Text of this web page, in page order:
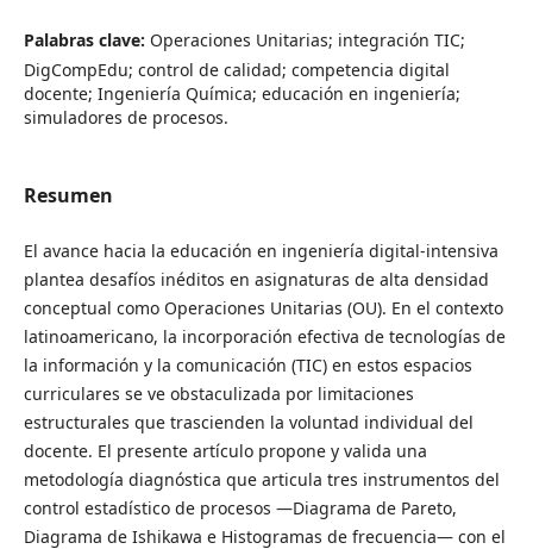
Palabras clave: Operaciones Unitarias; integración TIC;
DigCompEdu; control de calidad; competencia digital
docente; Ingeniería Química; educación en ingeniería;
simuladores de procesos.
Resumen
El avance hacia la educación en ingeniería digital-intensiva
plantea desafíos inéditos en asignaturas de alta densidad
conceptual como Operaciones Unitarias (OU). En el contexto
latinoamericano, la incorporación efectiva de tecnologías de
la información y la comunicación (TIC) en estos espacios
curriculares se ve obstaculizada por limitaciones
estructurales que trascienden la voluntad individual del
docente. El presente artículo propone y valida una
metodología diagnóstica que articula tres instrumentos del
control estadístico de procesos —Diagrama de Pareto,
Diagrama de Ishikawa e Histogramas de frecuencia— con el